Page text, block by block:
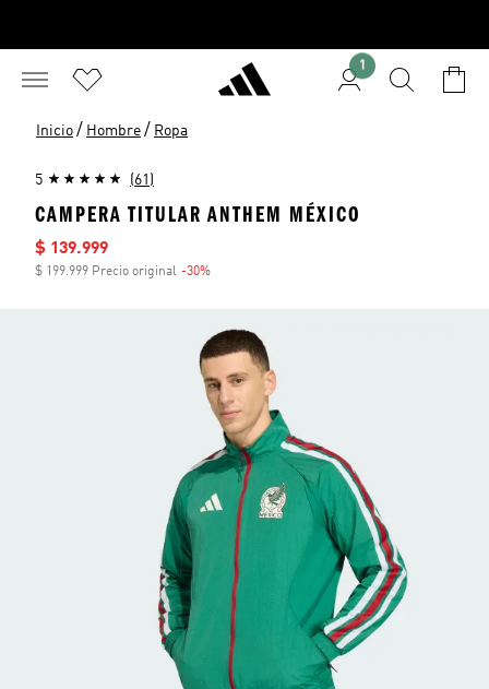
1
Inicio / Hombre / Ropa
5 (61)
CAMPERA TITULAR ANTHEM MÉXICO
Precio de venta
$ 139.999
$ 199.999 Precio original -30%